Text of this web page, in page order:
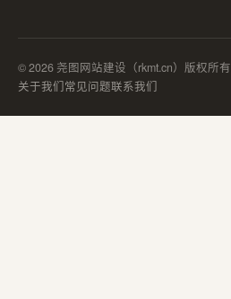
© 2026 尧图网站建设（rkmt.cn）版权所有
关于我们常见问题联系我们